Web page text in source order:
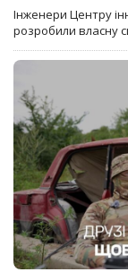
Інженери Центру
розробили власну